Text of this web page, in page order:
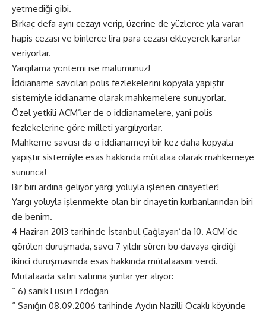
yetmediği gibi.
Birkaç defa aynı cezayı verip, üzerine de yüzlerce yıla varan
hapis cezası ve binlerce lira para cezası ekleyerek kararlar
veriyorlar.
Yargılama yöntemi ise malumunuz!
İddianame savcıları polis fezlekelerini kopyala yapıştır
sistemiyle iddianame olarak mahkemelere sunuyorlar.
Özel yetkili ACM’ler de o iddianamelere, yani polis
fezlekelerine göre milleti yargılıyorlar.
Mahkeme savcısı da o iddianameyi bir kez daha kopyala
yapıştır sistemiyle esas hakkında mütalaa olarak mahkemeye
sununca!
Bir biri ardına geliyor yargı yoluyla işlenen cinayetler!
Yargı yoluyla işlenmekte olan bir cinayetin kurbanlarından biri
de benim.
4 Haziran 2013 tarihinde İstanbul Çağlayan’da 10. ACM’de
görülen duruşmada, savcı 7 yıldır süren bu davaya girdiği
ikinci duruşmasında esas hakkında mütalaasını verdi.
Mütalaada satırı satırına şunlar yer alıyor:
“ 6) sanık Füsun Erdoğan
“ Sanığın 08.09.2006 tarihinde Aydın Nazilli Ocaklı köyünde